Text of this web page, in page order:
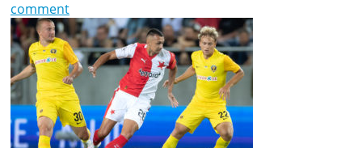
comment